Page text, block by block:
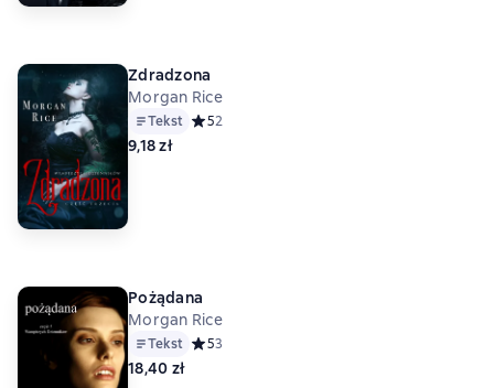
Zdradzona
Morgan Rice
Tekst Средний рейтинг 5 на основе 2 оценок
52
9,18 zł
Pożądana
Morgan Rice
Tekst Средний рейтинг 5 на основе 3 оценок
53
18,40 zł